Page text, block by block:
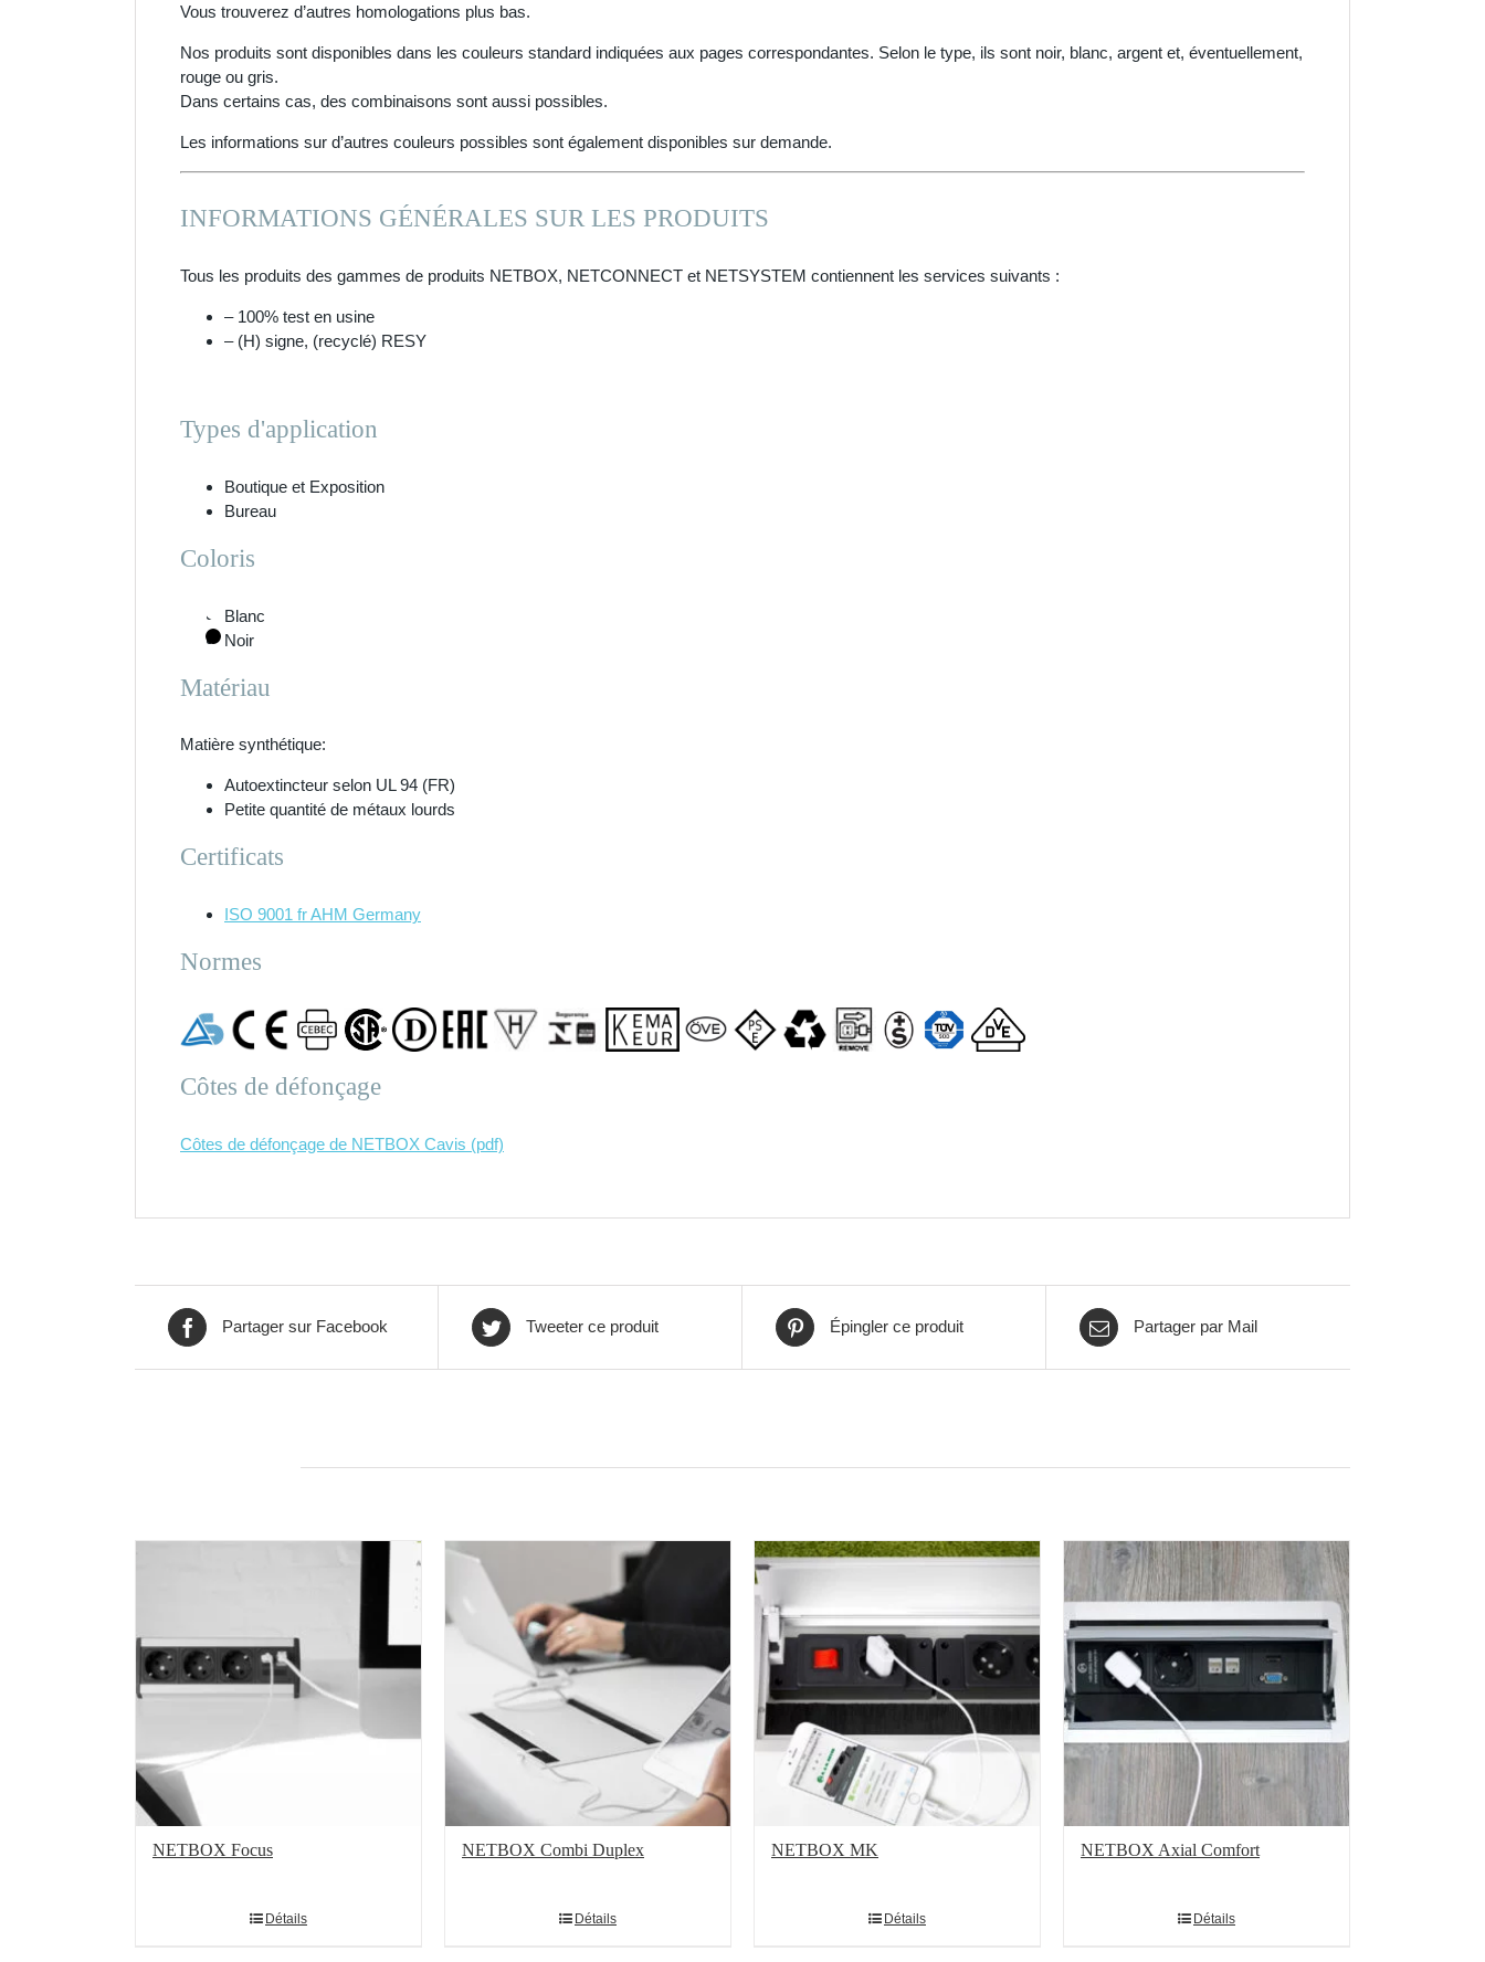
Vous trouverez d’autres homologations plus bas.
Nos produits sont disponibles dans les couleurs standard indiquées aux pages correspondantes. Selon le type, ils sont noir, blanc, argent et, éventuellement,
rouge ou gris.
Dans certains cas, des combinaisons sont aussi possibles.
Les informations sur d’autres couleurs possibles sont également disponibles sur demande.
INFORMATIONS GÉNÉRALES SUR LES PRODUITS
Tous les produits des gammes de produits NETBOX, NETCONNECT et NETSYSTEM contiennent les services suivants :
– 100% test en usine
– (H) signe, (recyclé) RESY
Types d'application
Boutique et Exposition
Bureau
Coloris
Blanc
Noir
Matériau
Matière synthétique:
Autoextincteur selon UL 94 (FR)
Petite quantité de métaux lourds
Certificats
ISO 9001 fr AHM Germany
Normes
Côtes de défonçage
Côtes de défonçage de NETBOX Cavis (pdf)
Partager sur Facebook Tweeter ce produit Épingler ce produit Partager par Mail
NETBOX Focus
Détails
NETBOX Combi Duplex
Détails
NETBOX MK
Détails
NETBOX Axial Comfort
Détails